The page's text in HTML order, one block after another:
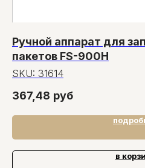
Ручной аппарат для
пакетов FS-900H
SKU: 31614
367,48 руб
в